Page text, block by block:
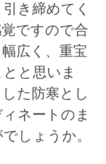
き締めてく
ですので合
広く、重宝
と思いま
た防寒とし
ネートのま
しょうか。